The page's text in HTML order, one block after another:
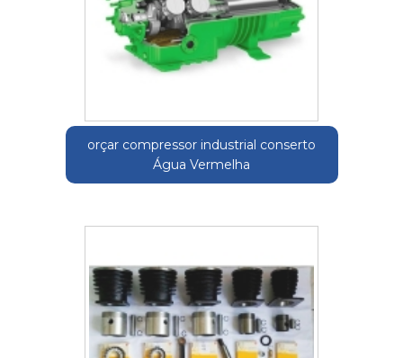
orçar compressor industrial conserto
Água Vermelha